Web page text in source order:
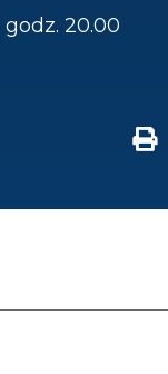
godz. 20.00